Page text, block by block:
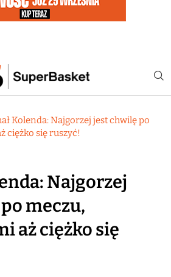
Kolenda: Najgorzej jest chwilę po
ciężko się ruszyć!
Najgorzej
meczu,
aż ciężko się